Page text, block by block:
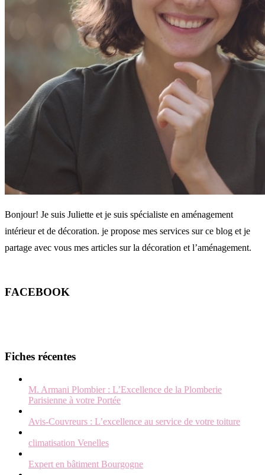
Bonjour! Je suis Juliette et je suis spécialiste en aménagement
intérieur et de décoration. je propose mes services sur ce blog et je
partage avec vous mes articles sur la décoration et l’aménagement.
FACEBOOK
Fiches récentes
M. Armani Plombier : L’Excellence de la Plomberie
Parisienne à votre Portée
Avis-Couvreurs : L’excellence au service de votre toiture
climatisation Venelles
Expert en bâtiment Bourgogne